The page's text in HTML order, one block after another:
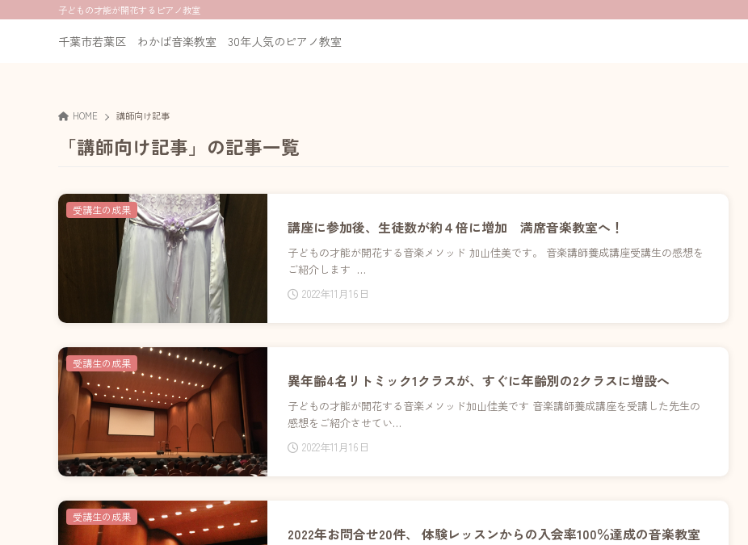
千葉市若葉区 わかば音楽教室 30年人気のピアノ教室
子どもの才能が開花するピアノ教室
HOME 講師向け記事
「講師向け記事」の記事一覧
講座に参加後、生徒数が約４倍に増加 満席音楽教室へ！
子どもの才能が開花する音楽メソッド 加山佳美です。 音楽講師養成講座受講生の感想を
ご紹介します …
2022年11月16日
受講生の成果
異年齢4名リトミック1クラスが、すぐに年齢別の2クラスに増設へ
子どもの才能が開花する音楽メソッド加山佳美です 音楽講師養成講座を受講した先生の
感想をご紹介させてい…
2022年11月16日
受講生の成果
2022年お問合せ20件、 体験レッスンからの入会率100％達成の音楽教室
受講生の成果